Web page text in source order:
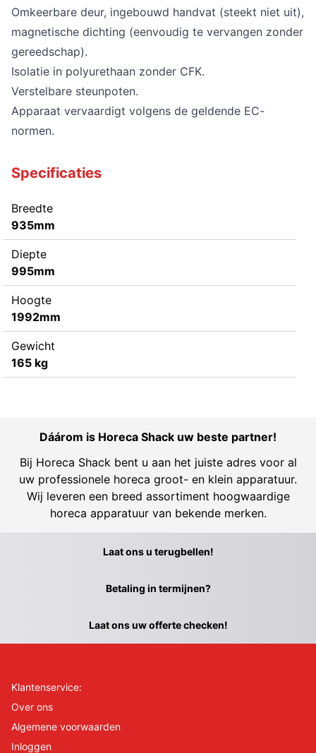
Omkeerbare deur, ingebouwd handvat (steekt niet uit),
magnetische dichting (eenvoudig te vervangen zonder
gereedschap).
Isolatie in polyurethaan zonder CFK.
Verstelbare steunpoten.
Apparaat vervaardigt volgens de geldende EC-
normen.
Specificaties
Breedte
935mm
Diepte
995mm
Hoogte
1992mm
Gewicht
165 kg
Dáárom is Horeca Shack uw beste partner!
Bij Horeca Shack bent u aan het juiste adres voor al
uw professionele horeca groot- en klein apparatuur.
Wij leveren een breed assortiment hoogwaardige
horeca apparatuur van bekende merken.
Laat ons u terugbellen!
Betaling in termijnen?
Laat ons uw offerte checken!
Klantenservice:
Over ons
Algemene voorwaarden
Inloggen